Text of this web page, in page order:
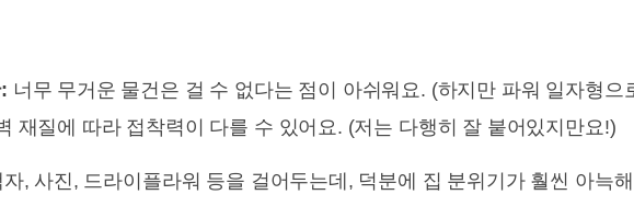
너무 무거운 물건은 걸 수 없다는 점이 아쉬워요. (하지만 파워 일자형으
재질에 따라 접착력이 다를 수 있어요. (저는 다행히 잘 붙어있지만요!)
, 사진, 드라이플라워 등을 걸어두는데, 덕분에 집 분위기가 훨씬 아늑